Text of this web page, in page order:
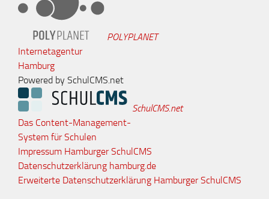
POLYPLANET
Internetagentur
Hamburg
Powered by SchulCMS.net
SchulCMS.net
Das Content-Management-
System für Schulen
Impressum Hamburger SchulCMS
Datenschutzerklärung hamburg.de
Erweiterte Datenschutzerklärung Hamburger SchulCMS